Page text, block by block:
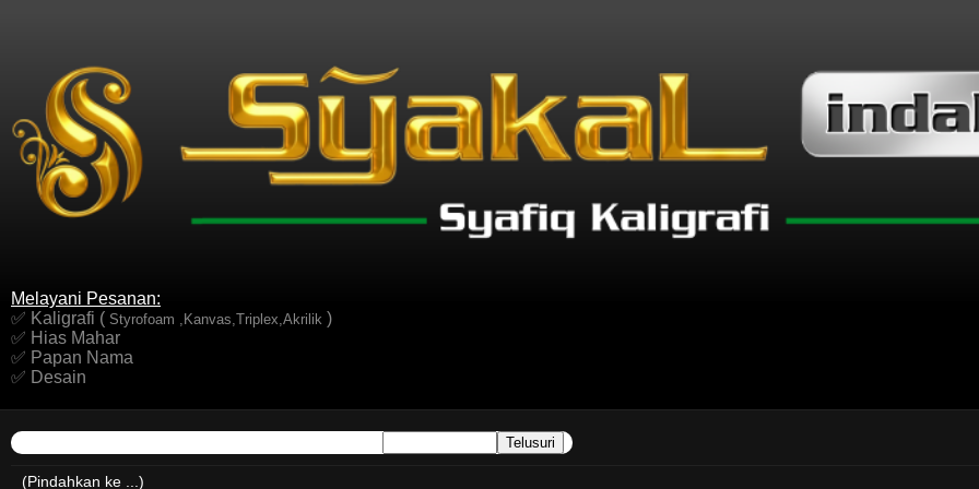
Melayani Pesanan:
✅ Kaligrafi ( Styrofoam ,Kanvas,Triplex,Akrilik )
✅ Hias Mahar
✅ Papan Nama
✅ Desain